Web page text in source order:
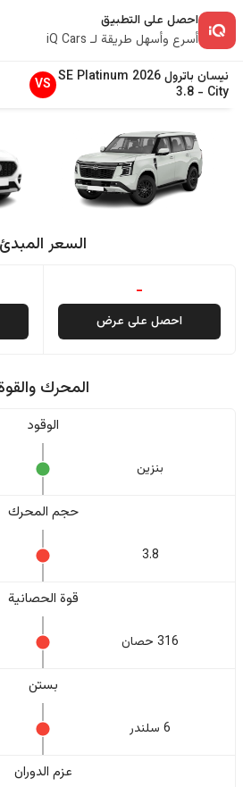
احصل على التطبيق
أسرع وأسهل طريقة لـ iQ Cars
نيسان باترول2026
SE Platinum
City
-
3.8
VS
السعر المبدئ
-
احصل على عرض
المحرك
الوقود
بنزين
حجم المحرك
3.8
قوة الحصانية
316 حصان
بستن
6 سلندر
عزم الدوران